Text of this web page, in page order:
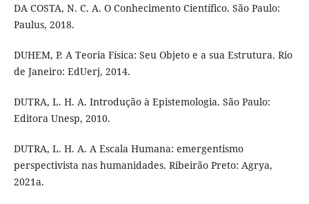
DA COSTA, N. C. A. O Conhecimento Científico. São Paulo:
Paulus, 2018.
DUHEM, P. A Teoria Física: Seu Objeto e a sua Estrutura. Rio
de Janeiro: EdUerj, 2014.
DUTRA, L. H. A. Introdução à Epistemologia. São Paulo:
Editora Unesp, 2010.
DUTRA, L. H. A. A Escala Humana: emergentismo
perspectivista nas humanidades. Ribeirão Preto: Agrya,
2021a.